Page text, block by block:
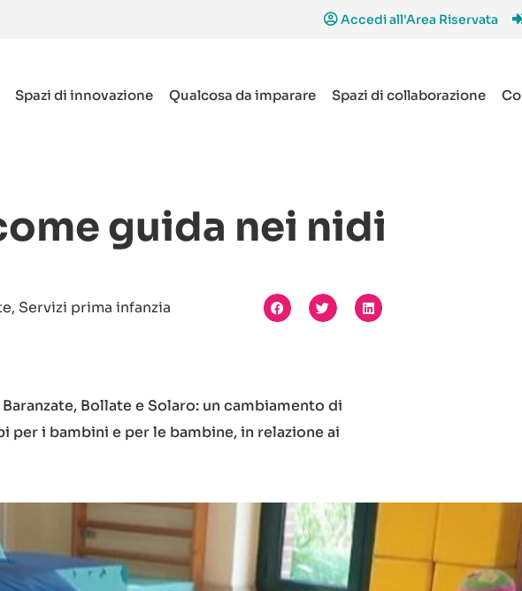
Accedi all'Area Riservata
Spazi di innovazione Qualcosa da imparare Spazi di collaborazione
guida nei nidi
Servizi prima infanzia
Bollate e Solaro: un cambiamento di
i bambini e per le bambine, in relazione ai